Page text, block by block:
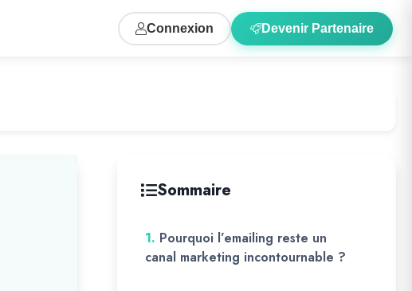
Connexion Devenir Partenaire
Sommaire
1. Pourquoi l’emailing reste un
canal marketing incontournable ?